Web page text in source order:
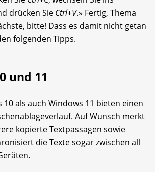
drücken Sie Ctrl+V.» Fertig, Thema
bitte! Dass es damit nicht getan
folgenden Tipps.
und 11
10 als auch Windows 11 bieten einen
Auf Wunsch merkt
kopierte Textpassagen sowie
die Texte sogar zwischen all